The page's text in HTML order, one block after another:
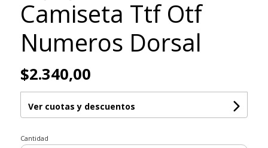
Camiseta Ttf Otf
Numeros Dorsal
$2.340,00
Ver cuotas y descuentos
Cantidad